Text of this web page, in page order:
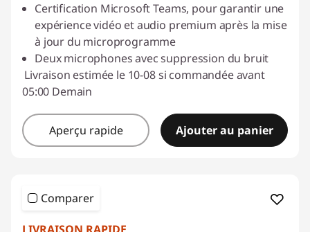
Certification Microsoft Teams, pour garantir une
expérience vidéo et audio premium après la mise
à jour du microprogramme
Deux microphones avec suppression du bruit
Livraison estimée le 10-08 si commandée avant
05:00 Demain
Aperçu rapide Ajouter au panier
Comparer